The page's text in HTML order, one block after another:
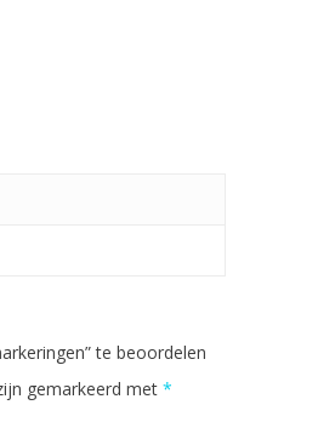
te beoordelen
gemarkeerd met *